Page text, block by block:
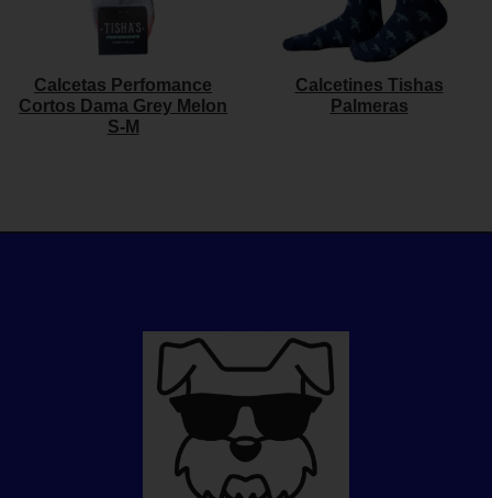
Calcetas Perfomance
Cortos Dama Grey Melon
S-M
Calcetines Tishas
Palmeras